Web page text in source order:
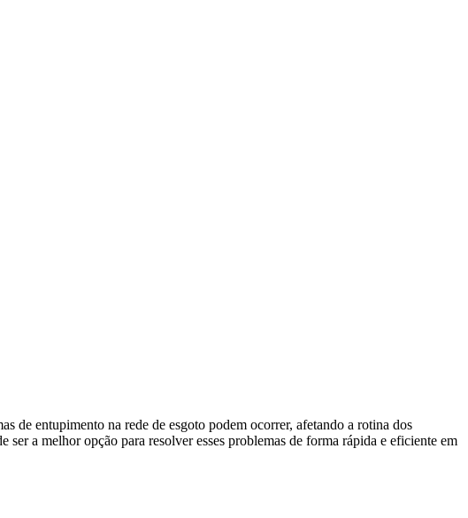
de entupimento na rede de esgoto podem ocorrer, afetando a rotina dos
a melhor opção para resolver esses problemas de forma rápida e eficiente em